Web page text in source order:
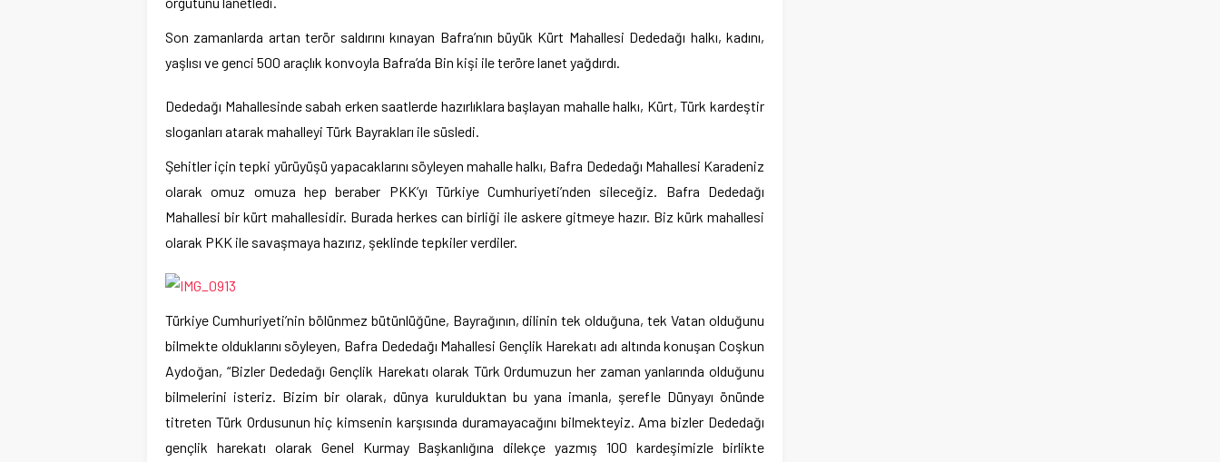
Son zamanlarda artan terör saldırını kınayan Bafra’nın büyük Kürt Mahallesi Dededağı halkı, kadını,
yaşlısı ve genci 500 araçlık konvoyla Bafra’da Bin kişi ile teröre lanet yağdırdı.
Dededağı Mahallesinde sabah erken saatlerde hazırlıklara başlayan mahalle halkı, Kürt, Türk kardeştir
sloganları atarak mahalleyi Türk Bayrakları ile süsledi.
Şehitler için tepki yürüyüşü yapacaklarını söyleyen mahalle halkı, Bafra Dededağı Mahallesi Karadeniz
olarak omuz omuza hep beraber PKK’yı Türkiye Cumhuriyeti’nden sileceğiz. Bafra Dededağı
Mahallesi bir kürt mahallesidir. Burada herkes can birliği ile askere gitmeye hazır. Biz kürk mahallesi
olarak PKK ile savaşmaya hazırız, şeklinde tepkiler verdiler.
Türkiye Cumhuriyeti’nin bölünmez bütünlüğüne, Bayrağının, dilinin tek olduğuna, tek Vatan olduğunu
bilmekte olduklarını söyleyen, Bafra Dededağı Mahallesi Gençlik Harekatı adı altında konuşan Coşkun
Aydoğan, “Bizler Dededağı Gençlik Harekatı olarak Türk Ordumuzun her zaman yanlarında olduğunu
bilmelerini isteriz. Bizim bir olarak, dünya kurulduktan bu yana imanla, şerefle Dünyayı önünde
titreten Türk Ordusunun hiç kimsenin karşısında duramayacağını bilmekteyiz. Ama bizler Dededağı
gençlik harekatı olarak Genel Kurmay Başkanlığına dilekçe yazmış 100 kardeşimizle birlikte